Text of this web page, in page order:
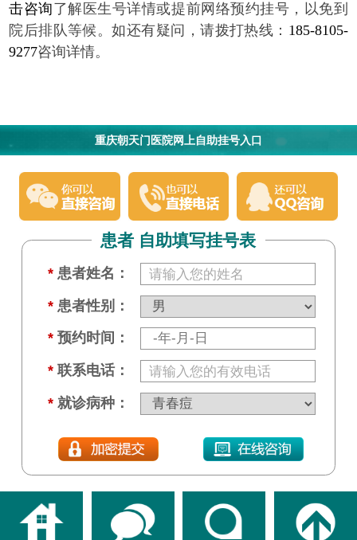
击咨询了解医生号详情或提前网络预约挂号，以免到
院后排队等候。如还有疑问，请拨打热线： 185-8105-
9277咨询详情。
重庆朝天门医院网上自助挂号入口
患者 自助填写挂号表
* 患者姓名：
* 患者性别：
* 预约时间：
* 联系电话：
* 就诊病种：